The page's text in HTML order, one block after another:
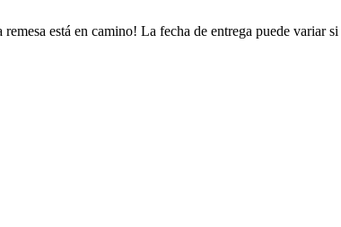
está en camino! La fecha de entrega puede variar